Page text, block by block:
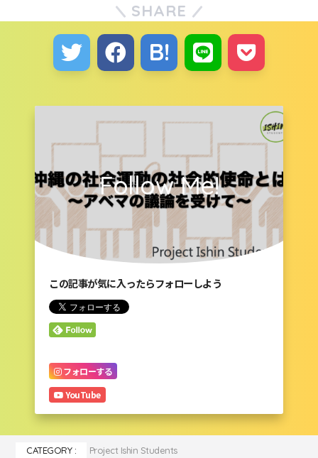
SHARE
Follow Me!
この記事が気に入ったらフォローしよう
フォローする
YouTube
CATEGORY : Project Ishin Students